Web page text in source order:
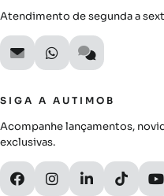
Atendimento de segunda a
SIGA A AUTIMOB
Acompanhe lançamentos,
exclusivas.